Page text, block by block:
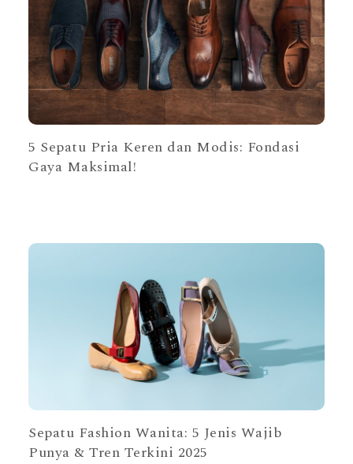
5 Sepatu Pria Keren dan Modis: Fondasi
Gaya Maksimal!
Sepatu Fashion Wanita: 5 Jenis Wajib
Punya & Tren Terkini 2025